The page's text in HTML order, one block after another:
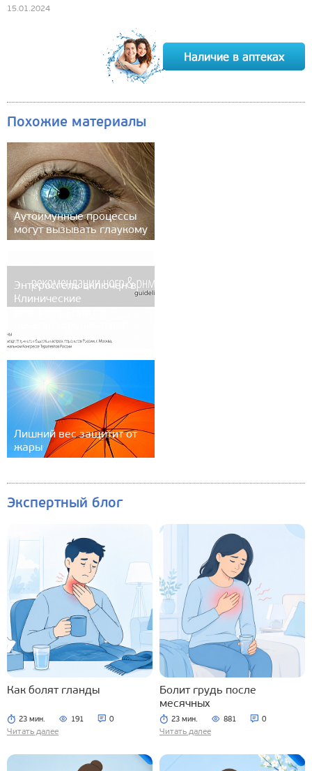
15.01.2024
Похожие материалы
Аутоимунные процессы
могут вызывать глаукому
Энтеросгель включен в
Клинические
диареи - 2020
Лишний вес защитит от
жары
Экспертный блог
Как болят гланды
23 мин. 191 0
Читать далее
Болит грудь после
месячных
23 мин. 881 0
Читать далее